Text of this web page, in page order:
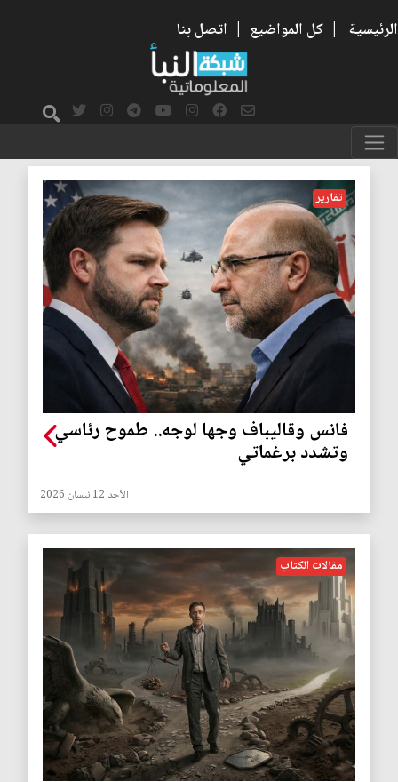
الرئيسية | كل المواضيع | اتصل بنا
البرغماتية
تقارير
فانس وقاليباف وجها لوجه.. طموح رئاسي
وتشدد برغماتي
الأحد 12 نيسان 2026
مقالات الكتاب